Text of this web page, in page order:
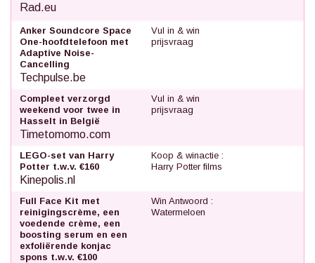
Rad.eu
Anker Soundcore Space
One-hoofdtelefoon met
Adaptive Noise-
Cancelling
Techpulse.be
Vul in & win
prijsvraag
Compleet verzorgd
weekend voor twee in
Hasselt in België
Timetomomo.com
Vul in & win
prijsvraag
LEGO-set van Harry
Potter t.w.v. €160
Kinepolis.nl
Koop & winactie :
Harry Potter films
Full Face Kit met
reinigingscrème, een
voedende crème, een
boosting serum en een
exfoliërende konjac
spons t.w.v. €100
Win Antwoord :
Watermeloen